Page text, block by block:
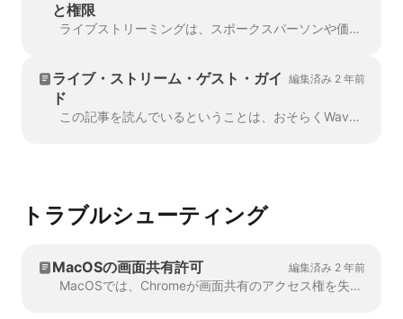
と権限
ライブストリーミングは、スポークスパーソンや価値あるコンテンツを伝えるだけではありません。魅力的で視覚的に訴えるライブ・ビデオ・イベントを作るには、ゲストの役割と許可を得る必要があります。
ライブ・ストリーム・ゲスト・ガイ
ド
編集済み 2 年前
この記事を読んでいるということは、おそらくWave.videoが提供するブロードキャストに招待されていることでしょう。おめでとうございます！最高の視聴を保証するために...
トラブルシューティング
MacOSの画面共有許可 編集済み 2 年前
MacOSでは、Chromeが画面共有のアクセス権を失うことがあります。その場合は、以下の手順でアクセス権を回復してください：システム環境設定を開き、...